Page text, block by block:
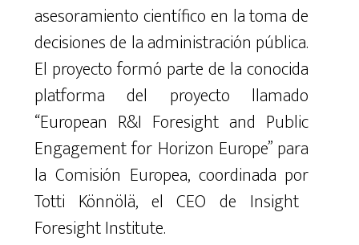
asesoramientocientíficoen la toma de
decisionesde la administración pública.
El proyectoformó partede la conocida
platforma
del proyecto
llamado
“European R&I Foresight and Public
Engagementfor Horizon Europe”para
la Comisión Europea, coordinada por
Totti Könnölä, el CEOde Insight
ForesightInstitute.